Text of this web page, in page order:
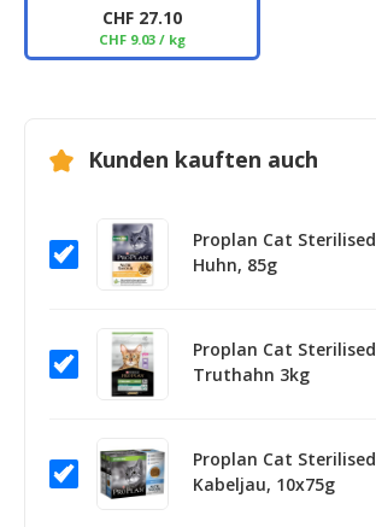
CHF 27.10
CHF 9.03 / kg
Kunden kauften auch
Proplan Cat Sterilised
Huhn, 85g
Proplan Cat Sterilised
Truthahn 3kg
Proplan Cat Sterilised
Kabeljau, 10x75g